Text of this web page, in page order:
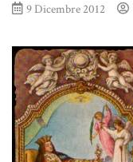
9 Dicembre 2012